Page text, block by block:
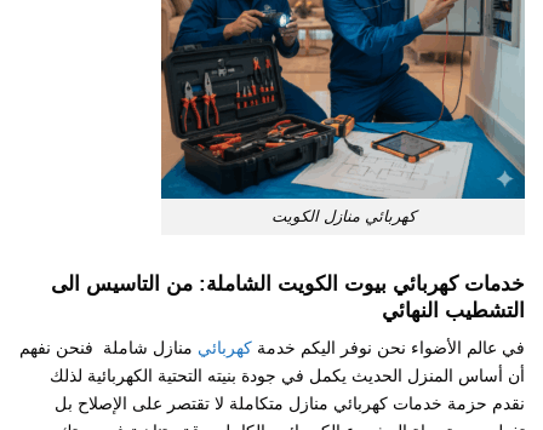
كهربائي منازل الكويت
خدمات كهربائي بيوت الكويت الشاملة: من التاسيس الى
التشطيب النهائي
في عالم الأضواء نحن نوفر اليكم خدمة كهربائي منازل شاملة فنحن نفهم
أن أساس المنزل الحديث يكمل في جودة بنيته التحتية الكهربائية لذلك
نقدم حزمة خدمات كهربائي منازل متكاملة لا تقتصر على الإصلاح بل